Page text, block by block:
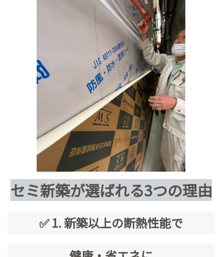
セミ新築が選ばれる3つの理由
✅ 1. 新築以上の断熱性能で